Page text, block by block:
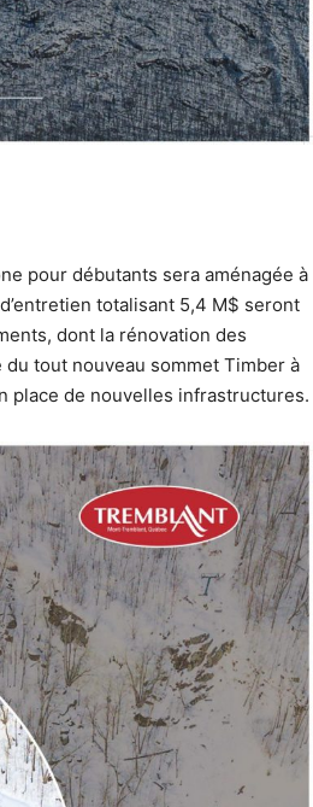
pour débutants sera aménagée à
totalisant 5,4 M$ seront
dont la rénovation des
tout nouveau sommet Timber à
place de nouvelles infrastructures.